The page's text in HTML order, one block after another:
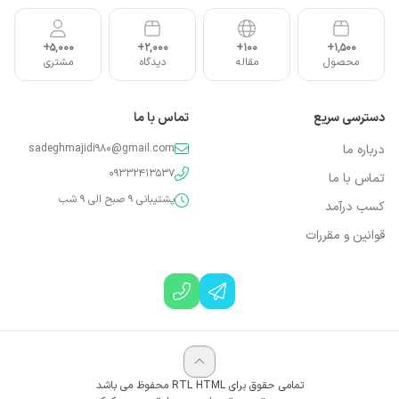
1,500+
محصول
100+
مقاله
2,000+
دیدگاه
5,000+
مشتری
دسترسی سریع
درباره ما
تماس با ما
کسب درآمد
قوانین و مقررات
تماس با ما
sadeghmajidi980@gmail.com
09332413537
پشتیبانی 9 صبح الی 9 شب
تمامی حقوق برای RTL HTML محفوظ می باشد